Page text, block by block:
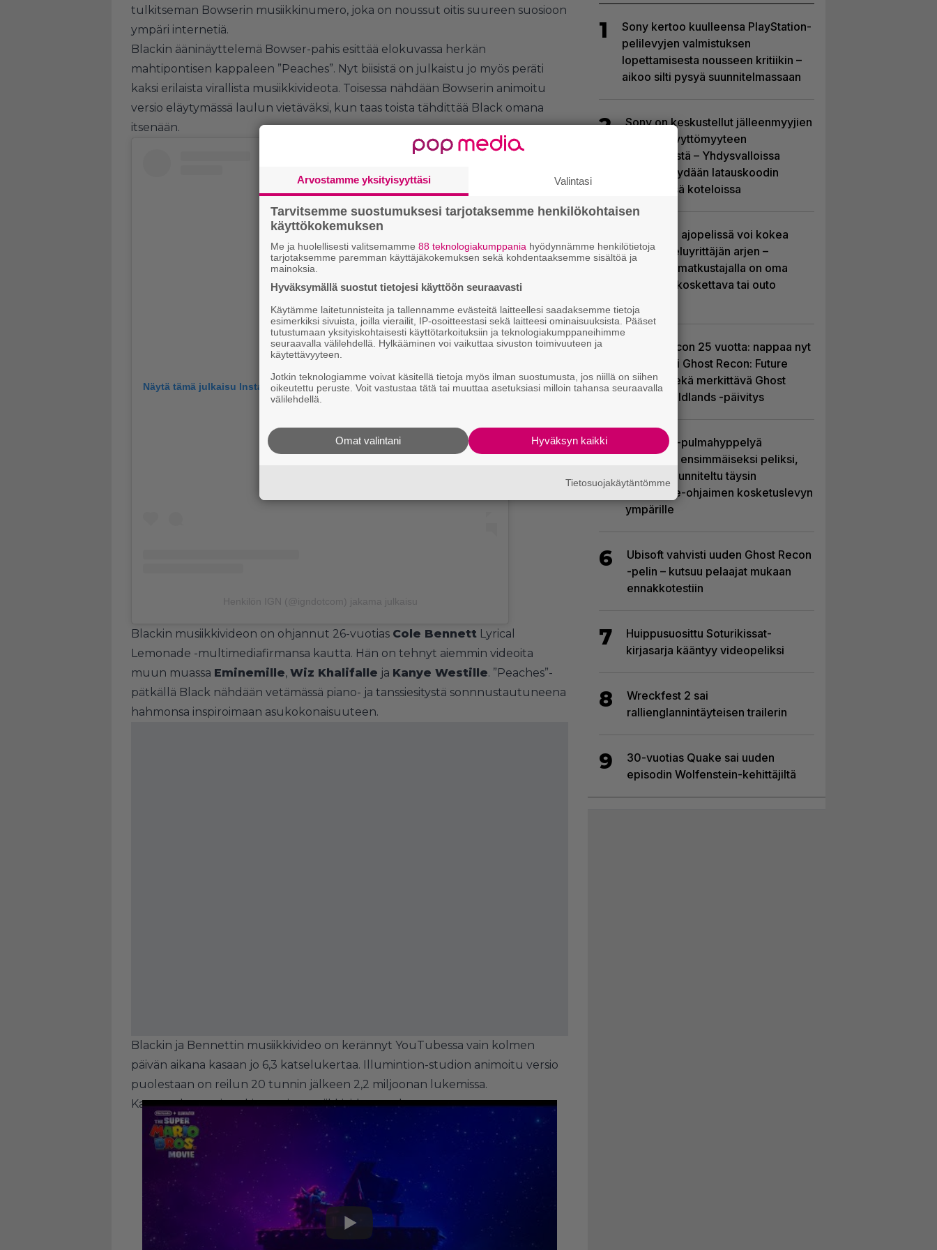
tulkitseman Bowserin musiikkinumero, joka on noussut oitis suureen suosioon
ympäri internetiä.
Blackin ääninäyttelemä Bowser-pahis esittää elokuvassa herkän
mahtipontisen kappaleen ”Peaches”. Nyt biisistä on julkaistu jo myös peräti
kaksi erilaista virallista musiikkivideota. Toisessa nähdään Bowserin animoitu
versio eläytymässä laulun vietäväksi, kun taas toista tähdittää Black omana
itsenään.
Näytä tämä julkaisu Instagramissa
Henkilön IGN (@igndotcom) jakama julkaisu
Blackin musiikkivideon on ohjannut 26-vuotias Cole Bennett Lyrical
Lemonade -multimediafirmansa kautta. Hän on tehnyt aiemmin videoita
muun muassa Eminemille, Wiz Khalifalle ja Kanye Westille. ”Peaches”-
pätkällä Black nähdään vetämässä piano- ja tanssiesitystä sonnnustautuneena
hahmonsa inspiroimaan asukokonaisuuteen.
Blackin ja Bennettin musiikkivideo on kerännyt YouTubessa vain kolmen
päivän aikana kasaan jo 6,3 katselukertaa. Illumintion-studion animoitu versio
puolestaan on reilun 20 tunnin jälkeen 2,2 miljoonan lukemissa.
Katsasta kumpainenkin versio musiikkivideosta alta.
1
Sony kertoo kuulleensa PlayStation-
pelilevyjen valmistuksen
lopettamisesta nousseen kritiikin –
aikoo silti pysyä suunnitelmassaan
2
Sony on keskustellut jälleenmyyjien
kanssa levyttömyyteen
siirtymisestä – Yhdysvalloissa
pelejä myydään latauskoodin
sisältävissä koteloissa
3
Tulevassa ajopelissä voi kokea
kyytipalveluyrittäjän arjen –
jokaisella matkustajalla on oma
hulvaton, koskettava tai outo
4
Ghost Recon 25 vuotta: nappaa nyt
ilmaiseksi Ghost Recon: Future
Soldier sekä merkittävä Ghost
Recon Wildlands -päivitys
5
Uutta PS5-pulmahyppelyä
kuvaillaan ensimmäiseksi peliksi,
joka on suunniteltu täysin
DualSense-ohjaimen kosketuslevyn
ympärille
6
Ubisoft vahvisti uuden Ghost Recon
-pelin – kutsuu pelaajat mukaan
ennakkotestiin
7
Huippusuosittu Soturikissat-
kirjasarja kääntyy videopeliksi
8
Wreckfest 2 sai
rallienglannintäyteisen trailerin
9
30-vuotias Quake sai uuden
episodin Wolfenstein-kehittäjiltä
Arvostamme yksityisyyttäsi Valintasi
Tarvitsemme suostumuksesi tarjotaksemme henkilökohtaisen
käyttökokemuksen
Me ja huolellisesti valitsemamme 88 teknologiakumppania hyödynnämme henkilötietoja
tarjotaksemme paremman käyttäjäkokemuksen sekä kohdentaaksemme sisältöä ja
mainoksia.
Hyväksymällä suostut tietojesi käyttöön seuraavasti
Käytämme laitetunnisteita ja tallennamme evästeitä laitteellesi saadaksemme tietoja
esimerkiksi sivuista, joilla vierailit, IP-osoitteestasi sekä laitteesi ominaisuuksista. Pääset
tutustumaan yksityiskohtaisesti käyttötarkoituksiin ja teknologiakumppaneihimme
seuraavalla välilehdellä. Hylkääminen voi vaikuttaa sivuston toimivuuteen ja
käytettävyyteen.
Jotkin teknologiamme voivat käsitellä tietoja myös ilman suostumusta, jos niillä on siihen
oikeutettu peruste. Voit vastustaa tätä tai muuttaa asetuksiasi milloin tahansa seuraavalla
välilehdellä.
Hyväksyn kaikki
Omat valintani
Tietosuojakäytäntömme